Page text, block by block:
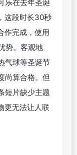
扬技术，而是
目的是要向用
广告片沦为宣
无异于本末
乐在去年圣诞
这段时长30秒
完成，使用
球等圣诞节